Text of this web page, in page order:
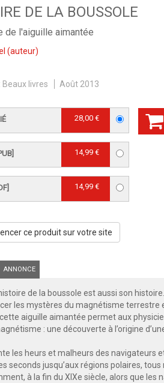
DE LA BOUSSOLE
de l'aiguille aimantée
(auteur)
Beaux livres Août 2013
28,00 €
14,99 €
14,99 €
ce produit sur votre site
ANNONCE
de la boussole est aussi son
les mystères du magnétisme terrestre
aiguille aimantée permet aux
: une découverte à l’origine
les heurs et malheurs des navigateurs
seconds jusqu’aux régions polaires, tous
à la fin du XIXe siècle, alors que les